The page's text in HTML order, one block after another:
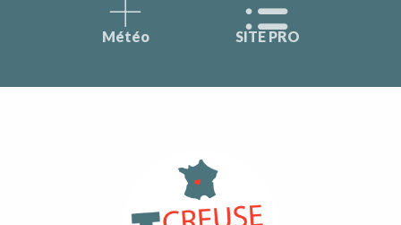
Météo SITE PRO